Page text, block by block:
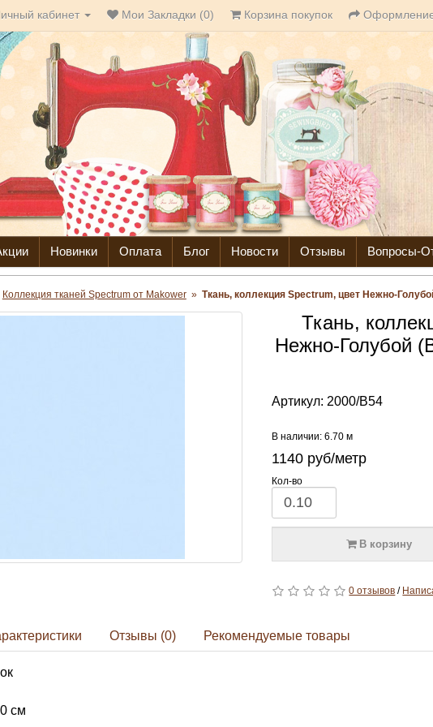
кабинет Мои Закладки (0) Корзина покупок Оформление
Новинки Оплата Блог Новости Отзывы Вопросы-
Коллекция тканей Spectrum от Makower » Ткань, коллекция Spectrum, цвет Нежно-
Ткань,
Нежно-Голубой
Артикул: 2000/B54
В наличии: 6.70 м
1140 руб/метр
Кол-во
В корзину
0 отзывов /
Отзывы (0) Рекомендуемые товары
см